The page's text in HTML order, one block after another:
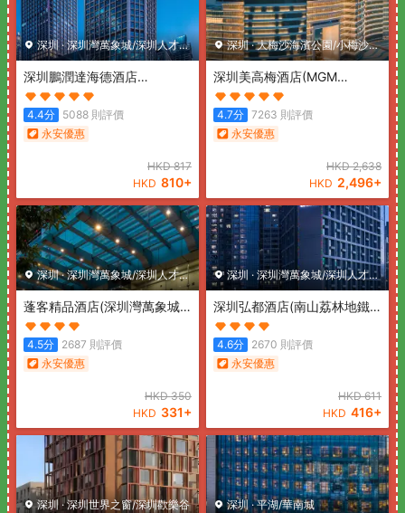
深圳·深圳灣萬象城/深圳人才公
園
深圳鵬潤達海德酒店
(Pengrunda Hyde Hotel
Shenzhen)
4.4分 5088 則評價
永安優惠
HKD817
HKD 810+
深圳·大梅沙海濱公園/小梅沙海
濱樂園
深圳美高梅酒店(MGM
Shenzhen)
4.7分 7263 則評價
永安優惠
HKD2,638
HKD 2,496+
深圳·深圳灣萬象城/深圳人才公
園
蓬客精品酒店(深圳灣萬象城
店)(Pengke Boutique Hotel
(Shenzhen Science Park
Coast City))
4.5分 2687 則評價
永安優惠
HKD350
HKD 331+
深圳 ·深圳灣萬象城/深圳人才公
園
深圳弘都酒店(南山荔林地鐵
站店) (Shenzhen hongdu
Hotel (Nanshan Subway
Station))
4.6分 2670 則評價
永安優惠
HKD611
HKD 416+
深圳 ·深圳世界之窗/深圳歡樂谷 深圳 ·平湖/華南城